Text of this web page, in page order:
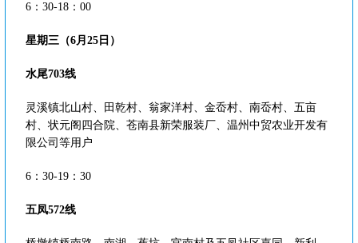
6：30-18：00
星期三（6月25日）
水尾703线
灵溪镇北山村、田乾村、翁家洋村、金岙村、南岙村、五亩
村、状元阁四合院、苍南县新荣服装厂、温州中贸农业开发有
限公司等用户
6：30-19：30
五凤572线